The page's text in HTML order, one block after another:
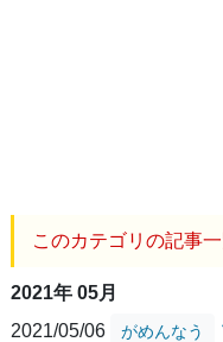
このカテゴリの記事
2021年 05月
2021/05/06
がめんなう